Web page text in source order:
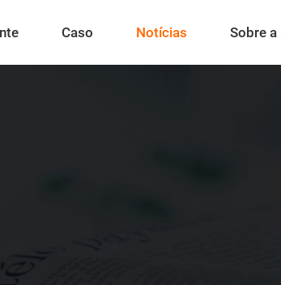
Caso Notícias Sobre a